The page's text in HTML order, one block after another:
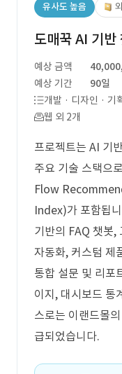
유사도 높음
도매꾹 AI 기반
예상 금액
예상 기간
90일
개발 · 디자인 · 기
웹 외 2개
프로젝트는 AI 기
주요 기술 스택으
Flow
Index)가 포함됩
기반의 FAQ 챗봇,
자동화, 커스텀 제
통합 설문 및 리포
이지, 대시보드 통
스로는 이랜드몰
급되었습니다.